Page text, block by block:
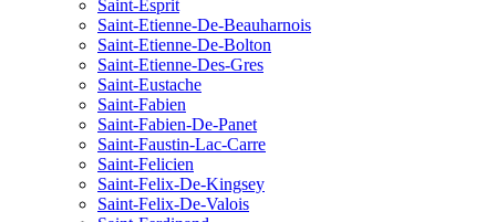
Saint-Esprit
Saint-Etienne-De-Beauharnois
Saint-Etienne-De-Bolton
Saint-Etienne-Des-Gres
Saint-Eustache
Saint-Fabien
Saint-Fabien-De-Panet
Saint-Faustin-Lac-Carre
Saint-Felicien
Saint-Felix-De-Kingsey
Saint-Felix-De-Valois